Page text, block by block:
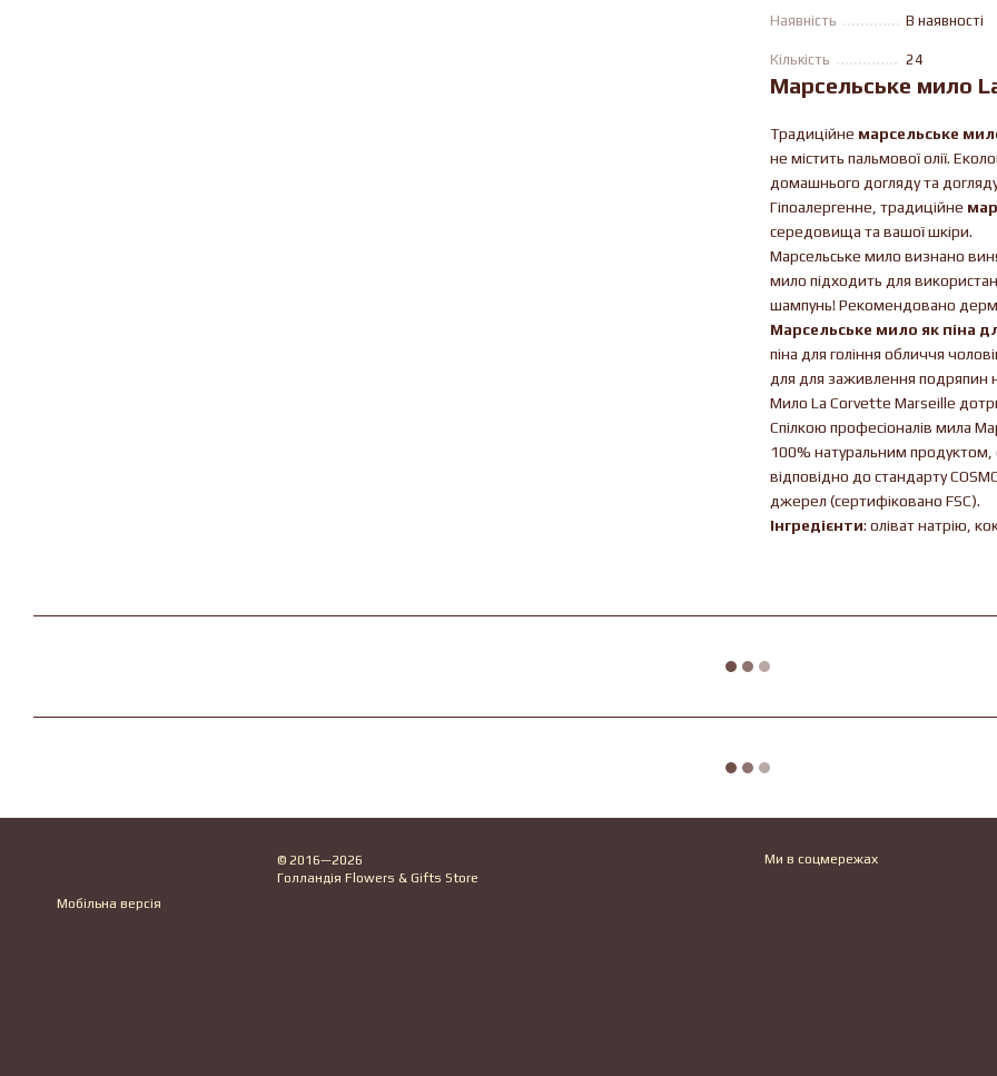
Наявність В наявності
Кількість 24
Марсельське мило
Традиційне марсельське
не містить пальмової олії.
домашнього догляду та
Гіпоалергенне, традиційне
середовища та вашої шкіри.
Марсельське мило визнано
мило підходить для
шампунь! Рекомендовано
Марсельське мило як піна
піна для гоління обличчя
для для заживлення подряпин
Мило La Corvette Marseille
Спілкою професіоналів мила
100% натуральним продуктом,
відповідно до стандарту
джерел (сертифіковано FSC).
Інгредієнти: оліват натрію,
Мобільна версія
© 2016—2026
Голландія Flowers & Gifts Store
Ми в соцмережах